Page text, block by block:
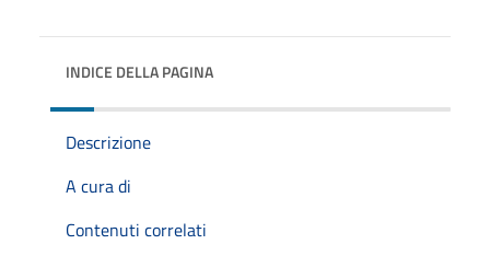
INDICE DELLA PAGINA
Descrizione
A cura di
Contenuti correlati